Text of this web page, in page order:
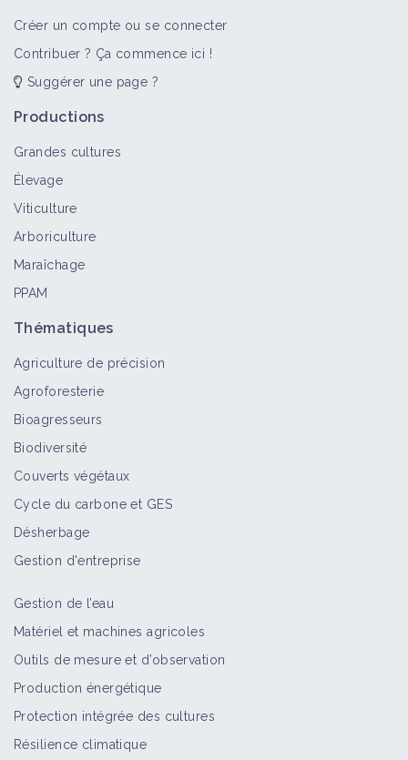
Créer un compte ou se connecter
Contribuer ? Ça commence ici !
Suggérer une page ?
Productions
Grandes cultures
Élevage
Viticulture
Arboriculture
Maraîchage
PPAM
Thématiques
Agriculture de précision
Agroforesterie
Bioagresseurs
Biodiversité
Couverts végétaux
Cycle du carbone et GES
Désherbage
Gestion d'entreprise
Gestion de l’eau
Matériel et machines agricoles
Outils de mesure et d’observation
Production énergétique
Protection intégrée des cultures
Résilience climatique